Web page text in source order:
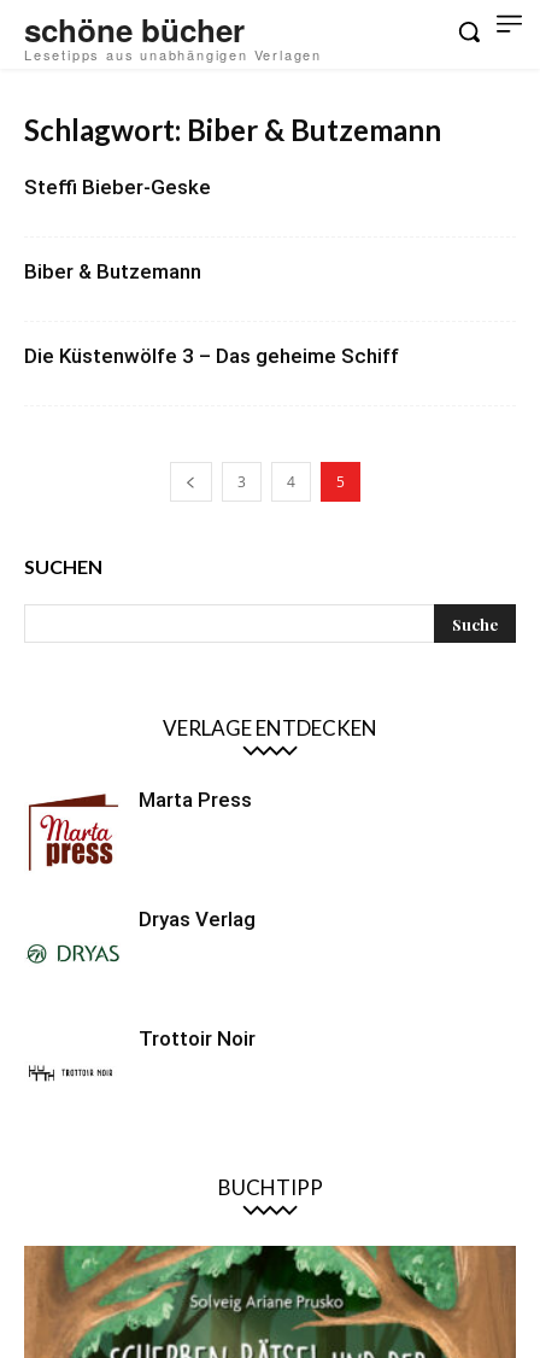
schöne bücher
Lesetipps aus unabhängigen Verlagen
Schlagwort: Biber & Butzemann
Steffi Bieber-Geske
Biber & Butzemann
Die Küstenwölfe 3 – Das geheime Schiff
3 4 5
SUCHEN
VERLAGE ENTDECKEN
Marta Press
Dryas Verlag
Trottoir Noir
BUCHTIPP